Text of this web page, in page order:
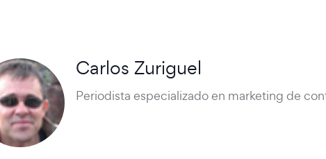
Carlos Zuriguel
Periodista especializado en marketing de